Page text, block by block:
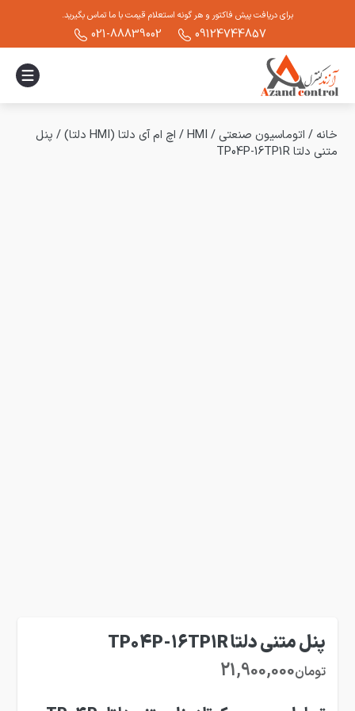
برای دریافت پیش فاکتور و هر گونه استعلام قیمت با ما تماس بگیرید.
09124744857
021-88839002
خانه / اتوماسیون صنعتی /
HMI
/ اچ ام آی دلتا (HMI دلتا) / پنل
متنی دلتا TP04P-16TP1R
پنل متنی دلتا TP04P-16TP1R
تومان21,900,000